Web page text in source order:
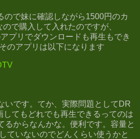
ので妹に確認しながら1500円のカ
で購入して入れたのですが、
プリでダウンロードも再生もでき
のアプリは以下になります
いです。てか、実際問題としてDR
してもどれでも再生できるってのは
るからなんかな。便利です。容量と
ていないのでどんくらい使うかと